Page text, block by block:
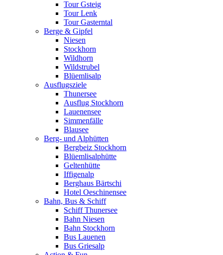
Tour Gsteig
Tour Lenk
Tour Gasterntal
Berge & Gipfel
Niesen
Stockhorn
Wildhorn
Wildstrubel
Blüemlisalp
Ausflugsziele
Thunersee
Ausflug Stockhorn
Lauenensee
Simmenfälle
Blausee
Berg- und Alphütten
Bergbeiz Stockhorn
Blüemlisalphütte
Geltenhütte
Iffigenalp
Berghaus Bärtschi
Hotel Oeschinensee
Bahn, Bus & Schiff
Schiff Thunersee
Bahn Niesen
Bahn Stockhorn
Bus Lauenen
Bus Griesalp